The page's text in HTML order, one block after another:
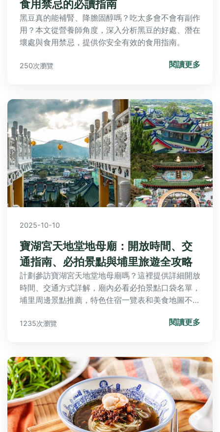
食用禁忌的必讀指南
黑豆真的能補腎、降膽固醇嗎？吃太多會不會有副作
用？本文從營養師角度，深入分析黑豆的好處、潛在
壞處與食用禁忌，提供你安全有效的食用指南。
250次瀏覽 閱讀更多
2025-10-10
寶湖宮天地堂地母廟：開放時間、交
通指南、必拍景點與埔里旅遊全攻略
計劃參訪寶湖宮天地堂地母廟嗎？這裡提供詳細開放
時間、交通方式詳解，廟內必看必拍景點口袋名單，
埔里周邊景點推薦，特色住宿一覽表和美食地圖不吃
您輕鬆規劃完美行程！
1235次瀏覽 閱讀更多